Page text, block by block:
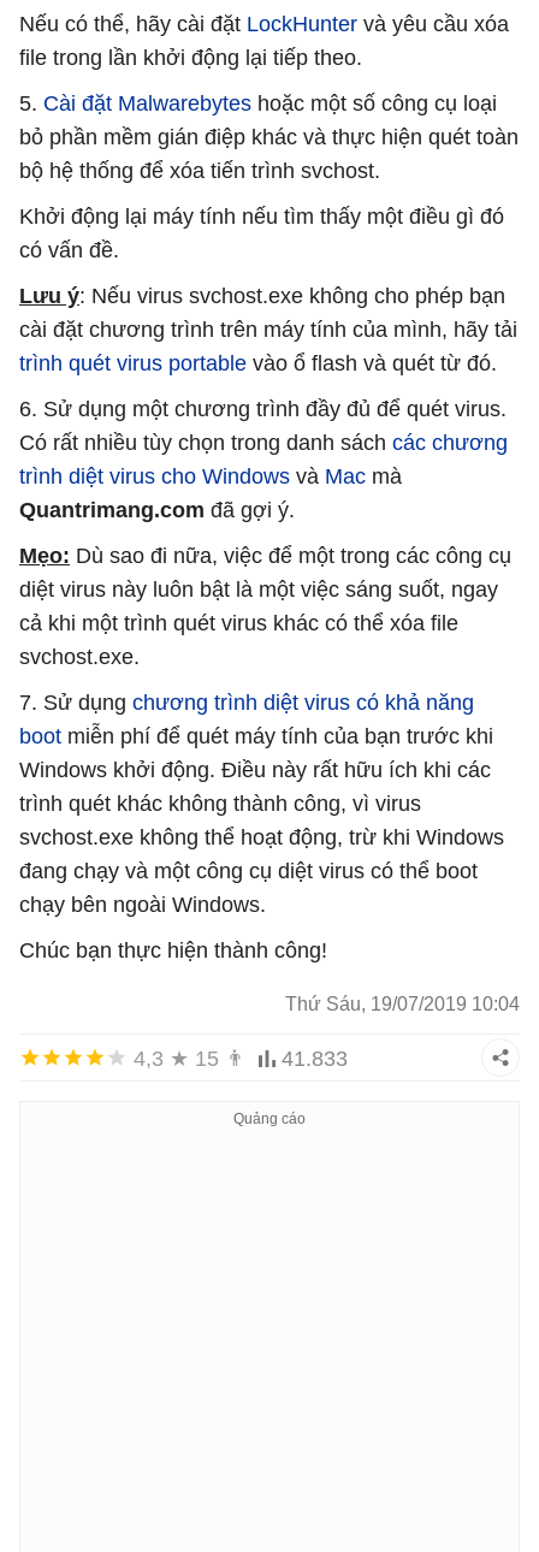
Nếu có thể, hãy cài đặt LockHunter và yêu cầu xóa
file trong lần khởi động lại tiếp theo.
5. Cài đặt Malwarebytes hoặc một số công cụ loại
bỏ phần mềm gián điệp khác và thực hiện quét toàn
bộ hệ thống để xóa tiến trình svchost.
Khởi động lại máy tính nếu tìm thấy một điều gì đó
có vấn đề.
Lưu ý: Nếu virus svchost.exe không cho phép bạn
cài đặt chương trình trên máy tính của mình, hãy tải
trình quét virus portable vào ổ flash và quét từ đó.
6. Sử dụng một chương trình đầy đủ để quét virus.
Có rất nhiều tùy chọn trong danh sách các chương
trình diệt virus cho Windows và Mac mà
Quantrimang.com đã gợi ý.
Mẹo: Dù sao đi nữa, việc để một trong các công cụ
diệt virus này luôn bật là một việc sáng suốt, ngay
cả khi một trình quét virus khác có thể xóa file
svchost.exe.
7. Sử dụng chương trình diệt virus có khả năng
boot miễn phí để quét máy tính của bạn trước khi
Windows khởi động. Điều này rất hữu ích khi các
trình quét khác không thành công, vì virus
svchost.exe không thể hoạt động, trừ khi Windows
đang chạy và một công cụ diệt virus có thể boot
chạy bên ngoài Windows.
Chúc bạn thực hiện thành công!
Thứ Sáu, 19/07/2019 10:04
4,3 ★ 15 👨 41.833